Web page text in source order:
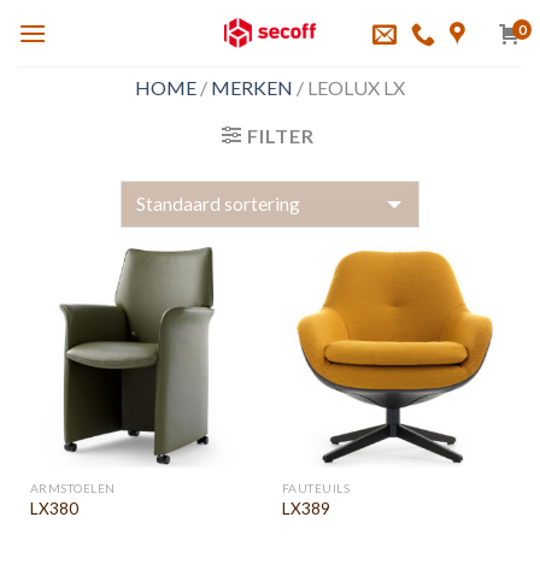
0
HOME / MERKEN / LEOLUX LX
FILTER
ARMSTOELEN
LX380
FAUTEUILS
LX389